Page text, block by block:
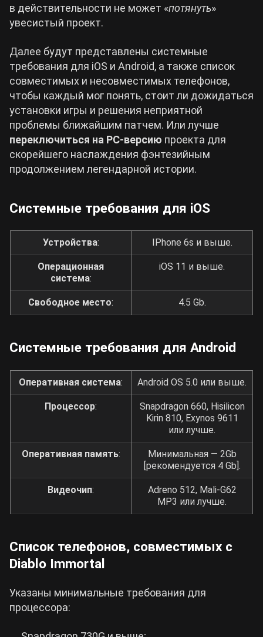
в действительности не может «потянуть»
увесистый проект.
Далее будут представлены системные
требования для iOS и Android, а также список
совместимых и несовместимых телефонов,
чтобы каждый мог понять, стоит ли дожидаться
установки игры и решения неприятной
проблемы ближайшим патчем. Или лучше
переключиться на PC-версию проекта для
скорейшего наслаждения фэнтезийным
продолжением легендарной истории.
Системные требования для iOS
Устройства: IPhone 6s и выше.
Операционная
система:
iOS 11 и выше.
Свободное место: 4.5 Gb.
Системные требования для Android
Оперативная система: Android OS 5.0 или выше.
Процессор:
Snapdragon 660, Hisilicon
Kirin 810, Exynos 9611
или лучше.
Оперативная память:
Минимальная — 2Gb
[рекомендуется 4 Gb].
Видеочип:
Adreno 512, Mali-G62
MP3 или лучше.
Список телефонов, совместимых с
Diablo Immortal
Указаны минимальные требования для
процессора: